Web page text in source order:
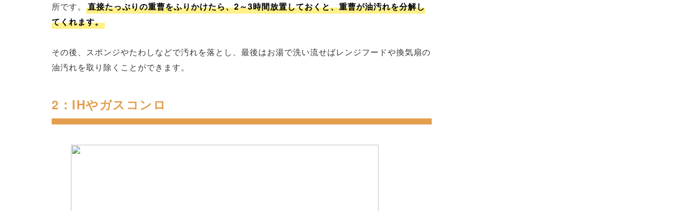
所です。
直接たっぷりの重曹をふりかけたら、2～3時間放置しておくと、重曹が油汚れを分解し
てくれます。
その後、スポンジやたわしなどで汚れを落とし、最後はお湯で洗い流せばレンジフードや換気扇の
油汚れを取り除くことができます。
2：IHやガスコンロ